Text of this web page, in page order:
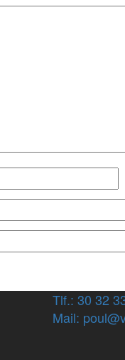
Tlf.: 30 32
Mail: